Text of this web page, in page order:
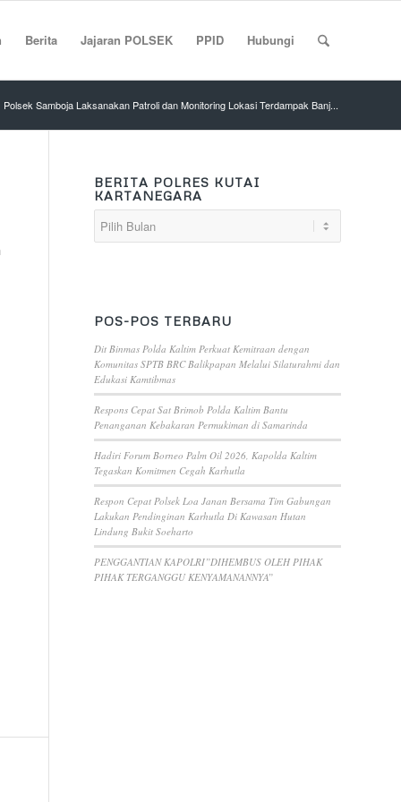
Berita Jajaran POLSEK PPID Hubungi
Polsek Samboja Laksanakan Patroli dan Monitoring Lokasi Terdampak Banj...
BERITA POLRES KUTAI
KARTANEGARA
POS-POS TERBARU
Dit Binmas Polda Kaltim Perkuat Kemitraan dengan
Komunitas SPTB BRC Balikpapan Melalui Silaturahmi dan
Edukasi Kamtibmas
Respons Cepat Sat Brimob Polda Kaltim Bantu
Penanganan Kebakaran Permukiman di Samarinda
Hadiri Forum Borneo Palm Oil 2026, Kapolda Kaltim
Tegaskan Komitmen Cegah Karhutla
Respon Cepat Polsek Loa Janan Bersama Tim Gabungan
Lakukan Pendinginan Karhutla Di Kawasan Hutan
Lindung Bukit Soeharto
PENGGANTIAN KAPOLRI”DIHEMBUS OLEH PIHAK
PIHAK TERGANGGU KENYAMANANNYA”